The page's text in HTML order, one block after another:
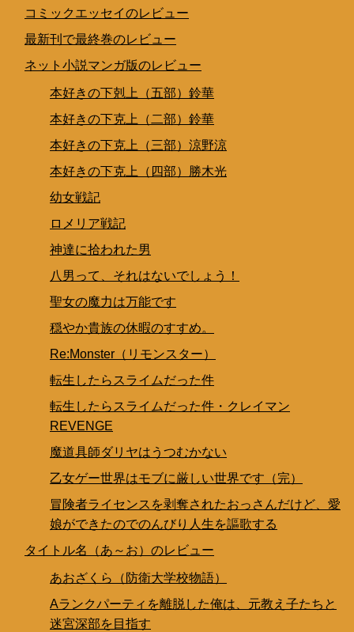
コミックエッセイのレビュー
最新刊で最終巻のレビュー
ネット小説マンガ版のレビュー
本好きの下剋上（五部）鈴華
本好きの下克上（二部）鈴華
本好きの下克上（三部）涼野涼
本好きの下克上（四部）勝木光
幼女戦記
ロメリア戦記
神達に拾われた男
八男って、それはないでしょう！
聖女の魔力は万能です
穏やか貴族の休暇のすすめ。
Re:Monster（リモンスター）
転生したらスライムだった件
転生したらスライムだった件・クレイマン
REVENGE
魔道具師ダリヤはうつむかない
乙女ゲー世界はモブに厳しい世界です（完）
冒険者ライセンスを剥奪されたおっさんだけど、愛
娘ができたのでのんびり人生を謳歌する
タイトル名（あ～お）のレビュー
あおざくら（防衛大学校物語）
Aランクパーティを離脱した俺は、元教え子たちと
迷宮深部を目指す